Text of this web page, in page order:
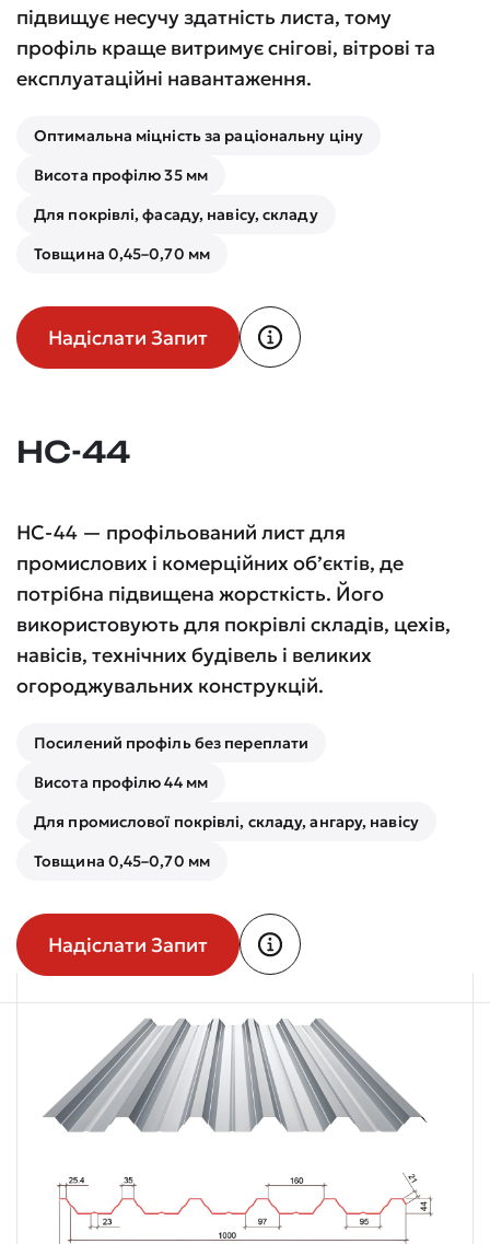
підвищує несучу здатність листа, тому
профіль краще витримує снігові, вітрові та
експлуатаційні навантаження.
Оптимальна міцність за раціональну ціну
Висота профілю 35 мм
Для покрівлі, фасаду, навісу, складу
Товщина 0,45–0,70 мм
Надіслати Запит
НС-44
НС-44 — профільований лист для
промислових і комерційних об’єктів, де
потрібна підвищена жорсткість. Його
використовують для покрівлі складів, цехів,
навісів, технічних будівель і великих
огороджувальних конструкцій.
Посилений профіль без переплати
Висота профілю 44 мм
Для промислової покрівлі, складу, ангару, навісу
Товщина 0,45–0,70 мм
Надіслати Запит